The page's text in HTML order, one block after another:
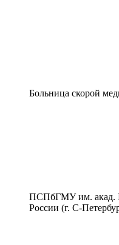
Больница скорой
ПСПбГМУ им. акад.
России (г. С-